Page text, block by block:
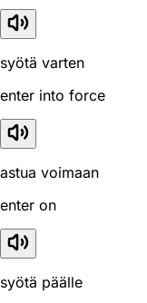
syötä varten
enter into force
astua voimaan
enter on
syötä päälle